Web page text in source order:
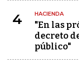
4 HACIENDA
"En las
decreto
público"